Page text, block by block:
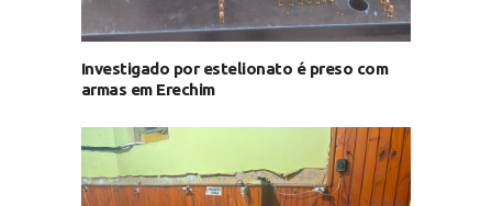
Investigado por estelionato é preso com
armas em Erechim